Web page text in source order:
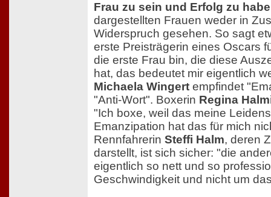
Frau zu sein und Erfolg zu
dargestellten Frauen weder in
Widerspruch gesehen. So sagt
erste Preisträgerin eines Oscars
die erste Frau bin, die diese
hat, das bedeutet mir eigentlich
Michaela Wingert empfindet
"Anti-Wort". Boxerin Regina
"Ich boxe, weil das meine
Emanzipation hat das für mich
Rennfahrerin Steffi Halm, deren
darstellt, ist sich sicher: "die
eigentlich so nett und so
Geschwindigkeit und nicht um